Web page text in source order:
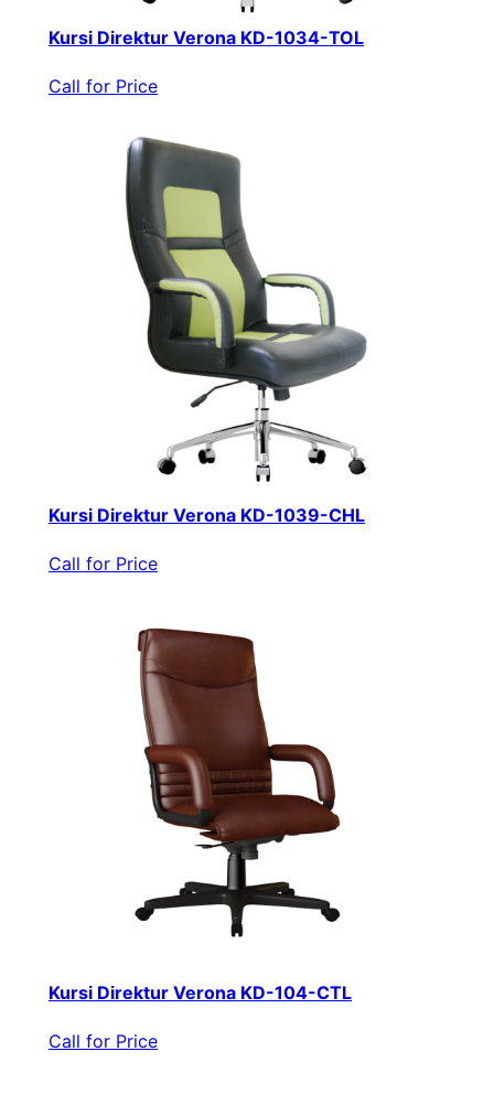
Kursi Direktur Verona KD-1034-TOL
Call for Price
Kursi Direktur Verona KD-1039-CHL
Call for Price
Kursi Direktur Verona KD-104-CTL
Call for Price